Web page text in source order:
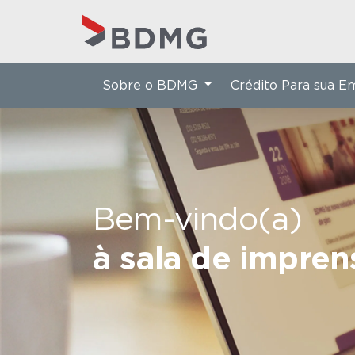
Bem-vindo(a)
à sala de
Sobre o BDMG Crédito Para sua